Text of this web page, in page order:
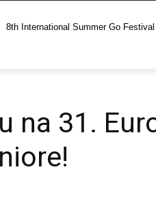
8th International Summer Go Festival
na 31.